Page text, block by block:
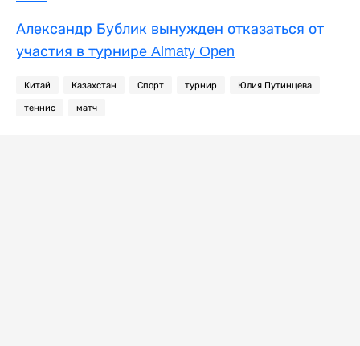
Александр Бублик вынужден отказаться от
участия в турнире Almaty Open
Китай Казахстан Спорт турнир Юлия Путинцева
теннис матч